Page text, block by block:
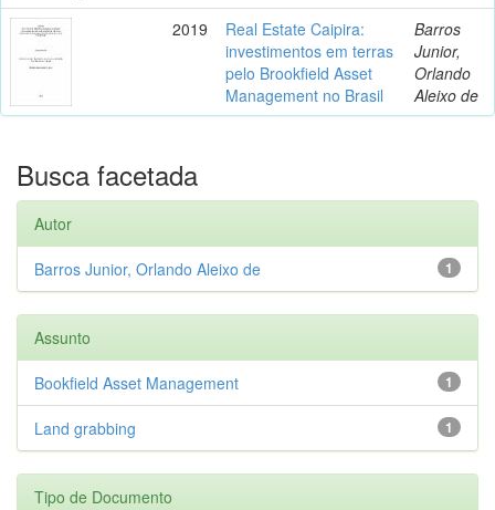
2019
Real Estate Caipira:
investimentos em terras
pelo Brookfield Asset
Management no Brasil
Barros
Junior,
Orlando
Aleixo de
Busca facetada
Autor
1
Barros Junior, Orlando Aleixo de
Assunto
1
Bookfield Asset Management
1
Land grabbing
Tipo de Documento